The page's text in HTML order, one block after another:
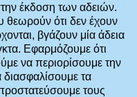
έκδοση των αδειών.
ότι δεν έχουν
βγάζουν μία άδεια
Εφαρμόζουμε ότι
να περιορίσουμε την
τα
τους